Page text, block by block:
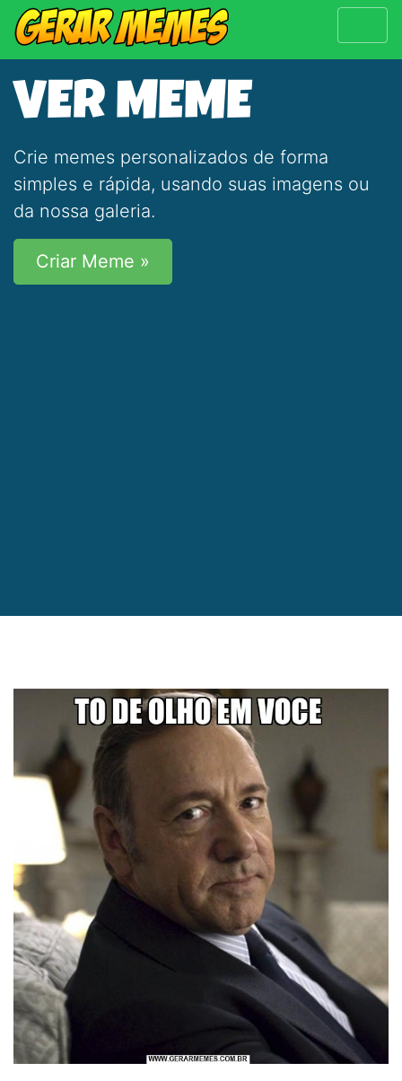
VER MEME
Crie memes personalizados de forma
simples e rápida, usando suas imagens ou
da nossa galeria.
Criar Meme »